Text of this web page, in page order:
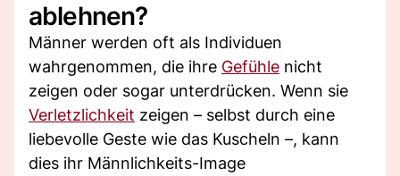
ablehnen?
Männer werden oft als Individuen
wahrgenommen, die ihre Gefühle nicht
zeigen oder sogar unterdrücken. Wenn sie
Verletzlichkeit zeigen – selbst durch eine
liebevolle Geste wie das Kuscheln –, kann
dies ihr Männlichkeits-Image